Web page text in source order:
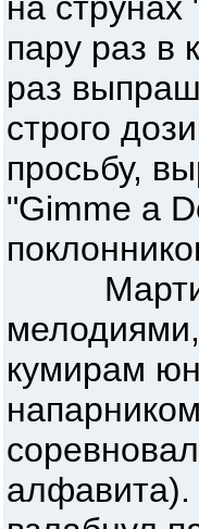
пару раз в
раз
строго
просьбу,
"Gimme a
Марти
кумирам
алфавита).